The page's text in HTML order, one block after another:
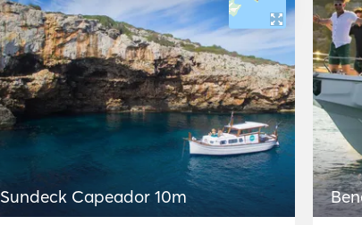
Sundeck Capeador 10m